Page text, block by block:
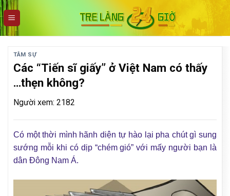
Skip
to
content
TÂM SỰ
Các “Tiến sĩ giấy” ở Việt Nam có thấy
…thẹn không?
Người xem: 2182
Có một thời mình hãnh diện tự hào lại pha chút gì sung
sướng mỗi khi có dịp “chém gió” với mấy người bạn là
dân Đông Nam Á.